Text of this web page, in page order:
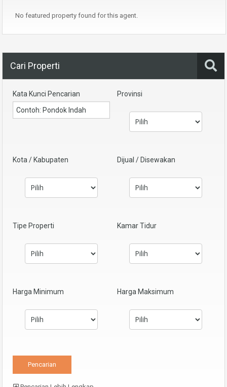
No featured property found for this agent.
Cari Properti
Kata Kunci Pencarian Provinsi
Kota / Kabupaten Dijual / Disewakan
Tipe Properti Kamar Tidur
Harga Minimum Harga Maksimum